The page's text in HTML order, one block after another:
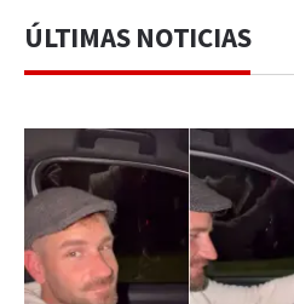
ÚLTIMAS NOTICIAS